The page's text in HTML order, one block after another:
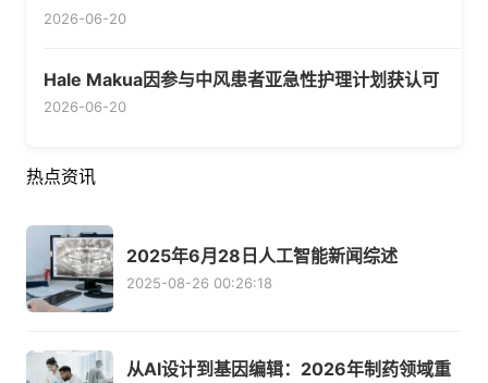
2026-06-20
Hale Makua因参与中风患者亚急性护理计划获认可
2026-06-20
热点资讯
2025年6月28日人工智能新闻综述
2025-08-26 00:26:18
从AI设计到基因编辑：2026年制药领域重